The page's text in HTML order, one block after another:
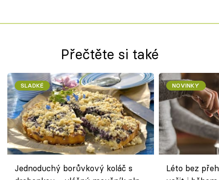
Přečtěte si také
SLADKÉ
Jednoduchý borůvkový koláč s
NOVINKY
Léto bez